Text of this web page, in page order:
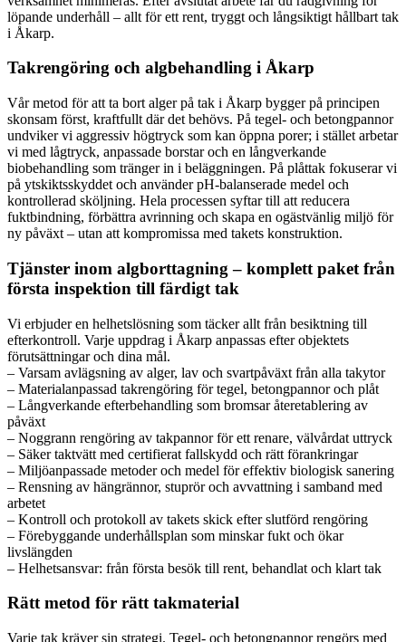
löpande underhåll – allt för ett rent, tryggt och långsiktigt hållbart tak
i Åkarp.
Takrengöring och algbehandling i Åkarp
Vår metod för att ta bort alger på tak i Åkarp bygger på principen
skonsam först, kraftfullt där det behövs. På tegel- och betongpannor
undviker vi aggressiv högtryck som kan öppna porer; i stället arbetar
vi med lågtryck, anpassade borstar och en långverkande
biobehandling som tränger in i beläggningen. På plåttak fokuserar vi
på ytskiktsskyddet och använder pH-balanserade medel och
kontrollerad sköljning. Hela processen syftar till att reducera
fuktbindning, förbättra avrinning och skapa en ogästvänlig miljö för
ny påväxt – utan att kompromissa med takets konstruktion.
Tjänster inom algborttagning – komplett paket från
första inspektion till färdigt tak
Vi erbjuder en helhetslösning som täcker allt från besiktning till
efterkontroll. Varje uppdrag i Åkarp anpassas efter objektets
förutsättningar och dina mål.
– Varsam avlägsning av alger, lav och svartpåväxt från alla takytor
– Materialanpassad takrengöring för tegel, betongpannor och plåt
– Långverkande efterbehandling som bromsar återetablering av
påväxt
– Noggrann rengöring av takpannor för ett renare, välvårdat uttryck
– Säker taktvätt med certifierat fallskydd och rätt förankringar
– Miljöanpassade metoder och medel för effektiv biologisk sanering
– Rensning av hängrännor, stuprör och avvattning i samband med
arbetet
– Kontroll och protokoll av takets skick efter slutförd rengöring
– Förebyggande underhållsplan som minskar fukt och ökar
livslängden
– Helhetsansvar: från första besök till rent, behandlat och klart tak
Rätt metod för rätt takmaterial
Varje tak kräver sin strategi. Tegel- och betongpannor rengörs med